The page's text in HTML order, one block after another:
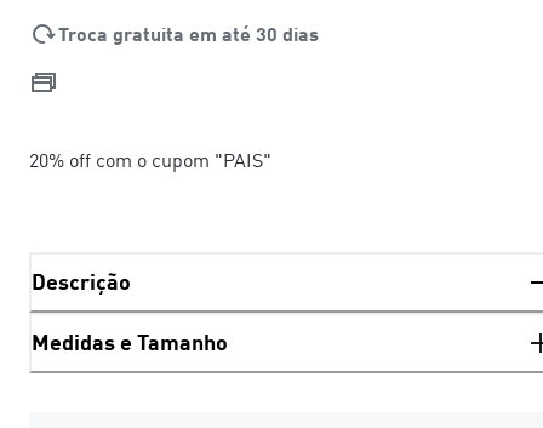
Troca gratuita em até 30 dias
20% off com o cupom "PAIS"
Descrição
Medidas e Tamanho